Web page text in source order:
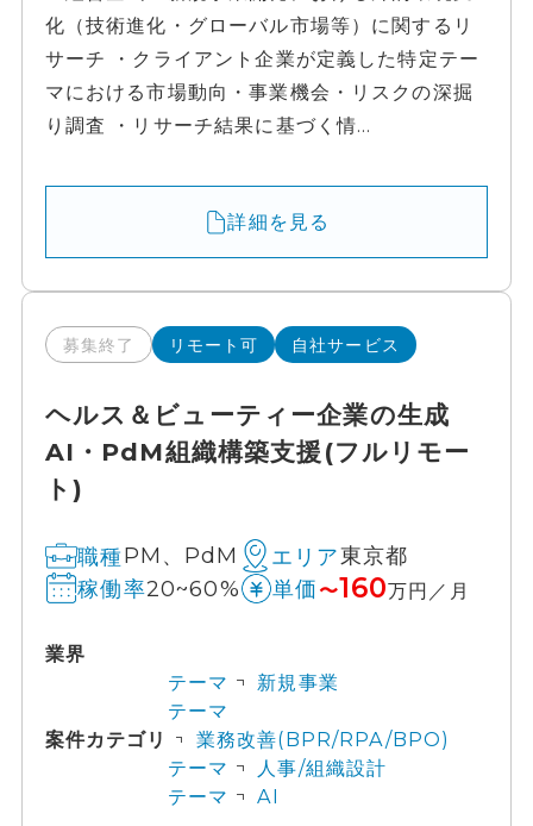
化（技術進化・グローバル市場等）に関するリ
サーチ ・クライアント企業が定義した特定テー
マにおける市場動向・事業機会・リスクの深掘
り調査 ・リサーチ結果に基づく情...
詳細を見る
募集終了 リモート可 自社サービス
ヘルス＆ビューティー企業の生成
AI・PdM組織構築支援(フルリモー
ト)
職種PM、PdM エリア東京都
稼働率20~60% 単価 〜160万円／月
業界
案件カテゴリ
テーマ
新規事業
テーマ
業務改善(BPR/RPA/BPO)
テーマ
人事/組織設計
テーマ
AI